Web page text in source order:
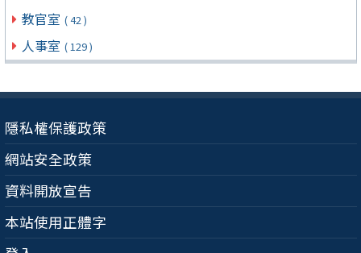
教官室 ( 42 )
人事室 ( 129 )
隱私權保護政策
網站安全政策
資料開放宣告
本站使用正體字